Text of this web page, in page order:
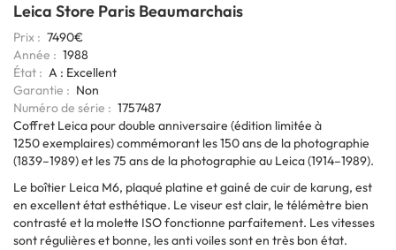
Leica Store Paris Beaumarchais
Prix
7490€
Année
1988
État
A : Excellent
Garantie
Non
Codage
6bits
Numéro de série
1757487
Coffret Leica pour double anniversaire (édition limitée à
1250 exemplaires) commémorant les 150 ans de la photographie
(1839–1989) et les 75 ans de la photographie au Leica (1914–1989).
Le boîtier Leica M6, plaqué platine et gainé de cuir de karung, est
en excellent état esthétique. Le viseur est clair, le télémètre bien
contrasté et la molette ISO fonctionne parfaitement. Les vitesses
sont régulières et bonne, les anti voiles sont en très bon état.